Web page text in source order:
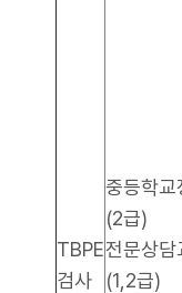
TBPE
검사
중등학교
(2급)
전문상담
(1,2급)